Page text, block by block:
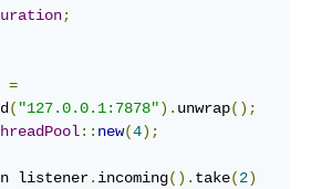
;
=
( "127.0.0.1:7878"). unwrap();
:: new(4);
listener. incoming(). take(2)